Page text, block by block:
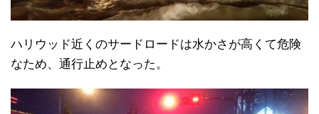
ハリウッド近くのサードロードは水かさが高くて危険
なため、通行止めとなった。